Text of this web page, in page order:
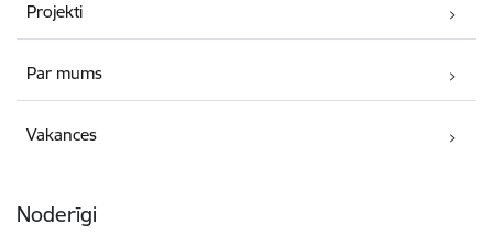
Projekti
Par mums
Vakances
Noderīgi